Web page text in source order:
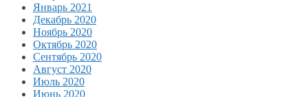
Январь 2021
Декабрь 2020
Ноябрь 2020
Октябрь 2020
Сентябрь 2020
Август 2020
Июль 2020
Июнь 2020